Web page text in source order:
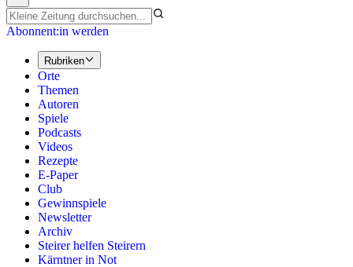
Abonnent:in werden
Rubriken
Orte
Themen
Autoren
Spiele
Podcasts
Videos
Rezepte
E-Paper
Club
Gewinnspiele
Newsletter
Archiv
Steirer helfen Steirern
Kärntner in Not